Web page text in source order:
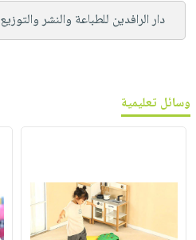
دار الرافدين للطباعة والنشر والتوزيع
وسائل تعليمية